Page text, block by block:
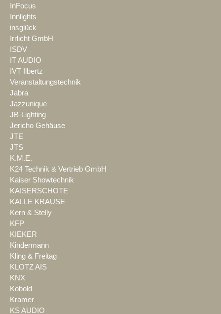
InFocus
Innlights
insglück
Irrlicht GmbH
ISDV
IT AUDIO
IVT Ilbertz
Veranstaltungstechnik
Jabra
Jazzunique
JB-Lighting
Jericho Gehäuse
JTE
JTS
K.M.E.
K24 Technik & Vertrieb GmbH
Kaiser Showtechnik
KAISERSCHOTE
KALLE KRAUSE
Kern & Stelly
KFP
KIEKER
Kindermann
Kling & Freitag
KLOTZ AIS
KNX
Kobold
Kramer
KS AUDIO